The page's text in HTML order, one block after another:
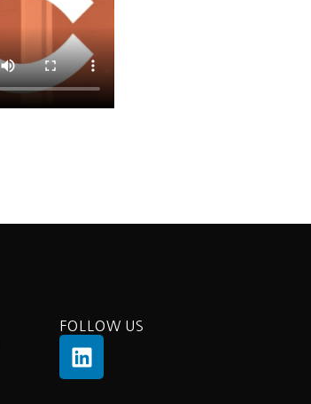
FOLLOW US